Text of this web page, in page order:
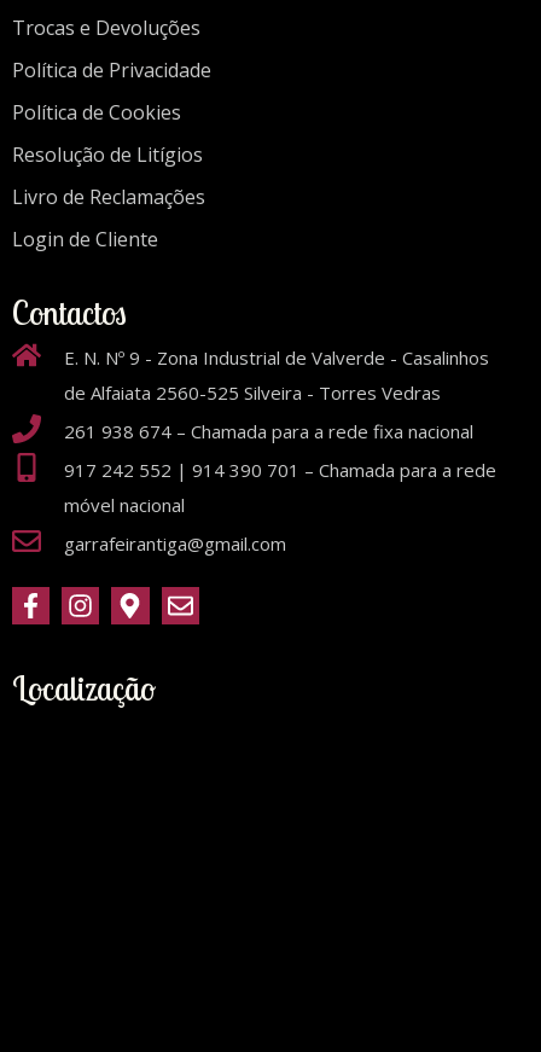
Trocas e Devoluções
Política de Privacidade
Política de Cookies
Resolução de Litígios
Livro de Reclamações
Login de Cliente
Contactos
E. N. Nº 9 - Zona Industrial de Valverde - Casalinhos
de Alfaiata 2560-525 Silveira - Torres Vedras
261 938 674 – Chamada para a rede fixa nacional
917 242 552 | 914 390 701 – Chamada para a rede
móvel nacional
garrafeirantiga@gmail.com
Localização